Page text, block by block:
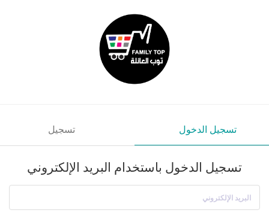
تسجيل الدخول تسجيل
تسجيل الدخول باستخدام البريد الإلكتروني
البريد الإلكتروني